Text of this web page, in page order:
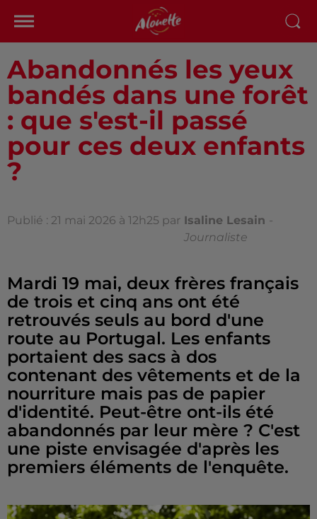
Abandonnés les yeux
bandés dans une forêt
: que s'est-il passé
pour ces deux enfants
?
Publié : 21 mai 2026 à 12h25 par Isaline Lesain -
Journaliste
Mardi 19 mai, deux frères français
de trois et cinq ans ont été
retrouvés seuls au bord d'une
route au Portugal. Les enfants
portaient des sacs à dos
contenant des vêtements et de la
nourriture mais pas de papier
d'identité. Peut-être ont-ils été
abandonnés par leur mère ? C'est
une piste envisagée d'après les
premiers éléments de l'enquête.